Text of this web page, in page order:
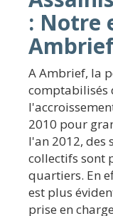
: Notre
A Ambrief, la
comptabilisés
2010 pour
l'an 2012, des
collectifs sont
quartiers. En
est plus
prise en